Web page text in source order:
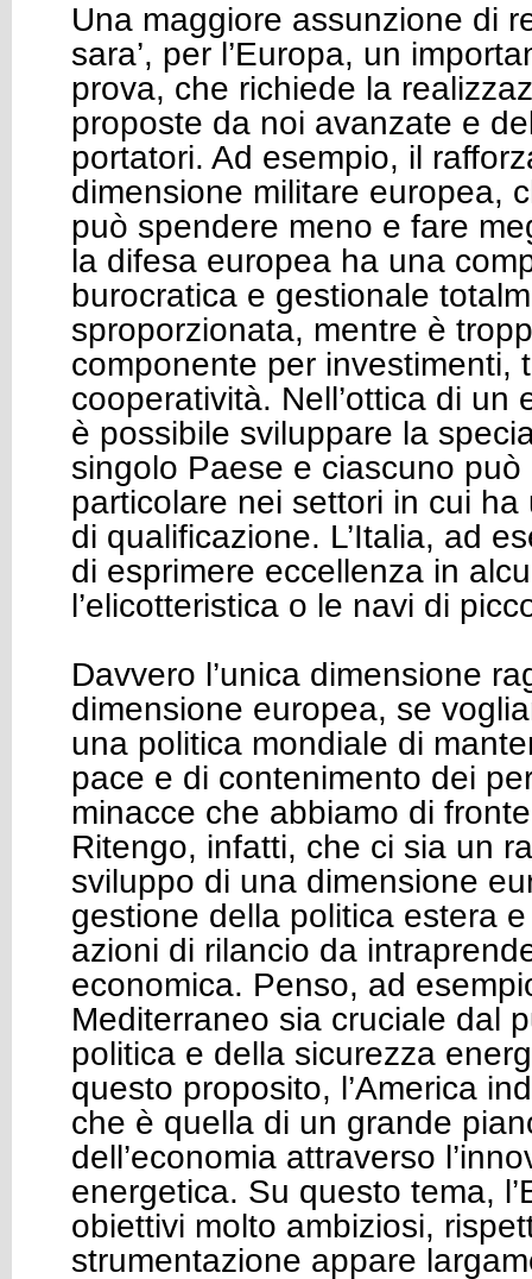
Una maggiore assunzione di
sara’, per l’Europa, un
prova, che richiede la
proposte da noi avanzate e
portatori. Ad esempio, il
dimensione militare europea,
può spendere meno e fare
la difesa europea ha una
burocratica e gestionale
sproporzionata, mentre è
componente per investimenti,
cooperatività. Nell’ottica di un
è possibile sviluppare la
singolo Paese e ciascuno può
particolare nei settori in cui
di qualificazione. L’Italia, ad
di esprimere eccellenza in
l’elicotteristica o le navi di
Davvero l’unica dimensione
dimensione europea, se
una politica mondiale di
pace e di contenimento dei
minacce che abbiamo di
Ritengo, infatti, che ci sia un
sviluppo di una dimensione
gestione della politica estera
azioni di rilancio da
economica. Penso, ad
Mediterraneo sia cruciale dal
politica e della sicurezza
questo proposito, l’America
che è quella di un grande
dell’economia attraverso
energetica. Su questo tema,
obiettivi molto ambiziosi,
strumentazione appare